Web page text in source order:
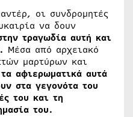
οι συνδρομητές
να δουν
τραγωδία αυτή και
Μέσα από αρχειακό
μαρτύρων και
τα αφιερωματικά αυτά
στα γεγονότα του
του και τη
του.